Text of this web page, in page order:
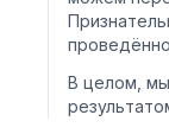
В целом,